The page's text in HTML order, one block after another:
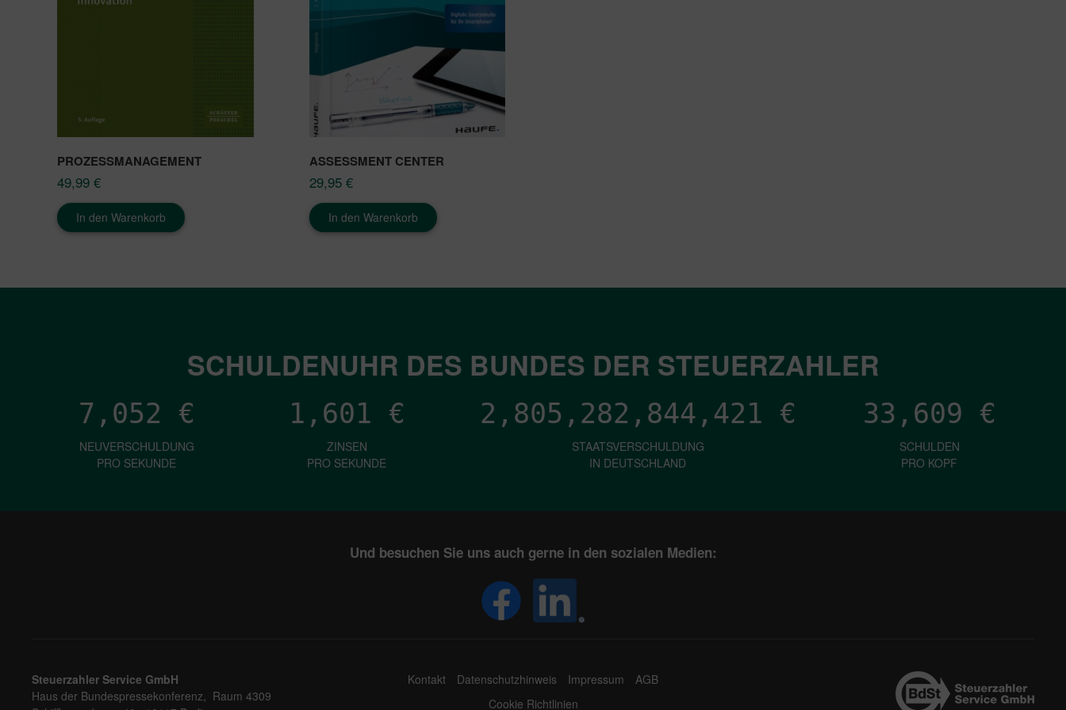
PROZESSMANAGEMENT
49,99 €
In den Warenkorb
ASSESSMENT CENTER
29,95 €
In den Warenkorb
SCHULDENUHR DES BUNDES DER STEUERZAHLER
7,052 €
NEUVERSCHULDUNG
PRO SEKUNDE
1,601 €
ZINSEN
PRO SEKUNDE
2,805,282,849,865 €
STAATSVERSCHULDUNG
IN DEUTSCHLAND
33,609 €
SCHULDEN
PRO KOPF
Und besuchen Sie uns auch gerne in den sozialen Medien:
Steuerzahler Service GmbH
Haus der Bundespressekonferenz, Raum 4309
Kontakt Datenschutzhinweis Impressum
AGB
Cookie Richtlinien